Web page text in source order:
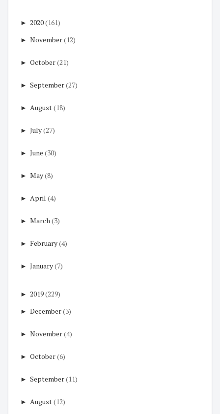
► 2020(161)
► November(12)
► October(21)
► September(27)
► August(18)
► July(27)
► June (30)
► May(8)
► April (4)
► March(3)
► February(4)
► January(7)
► 2019(229)
► December(3)
► November(4)
► October(6)
► September(11)
► August(12)